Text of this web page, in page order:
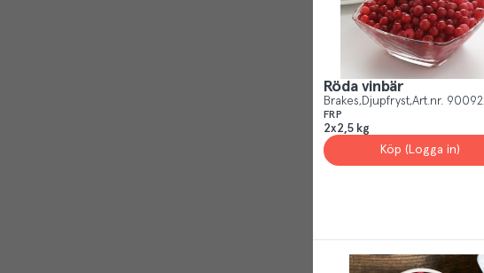
Röda vinbär
Brakes Djupfryst Art.nr.
FRP
2x2,5 kg
Köp (Logga in)